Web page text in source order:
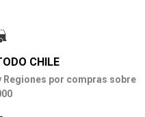
CHILE
Regiones por compras sobre